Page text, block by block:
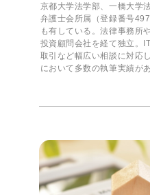
京都大学法学部、一橋大学
弁護士会所属（登録番号
も有している。法律事務所
投資顧問会社を経て独立。
取引など幅広い相談に対応
において多数の執筆実績があ